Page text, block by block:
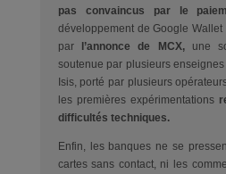
pas convaincus par le
développement de Google
par l’annonce de MCX,une
soutenue par plusieurs
Isis, porté par plusieurs
les premières expérimentations
difficultés techniques.
Enfin, les banques ne se
cartes sans contact, ni les